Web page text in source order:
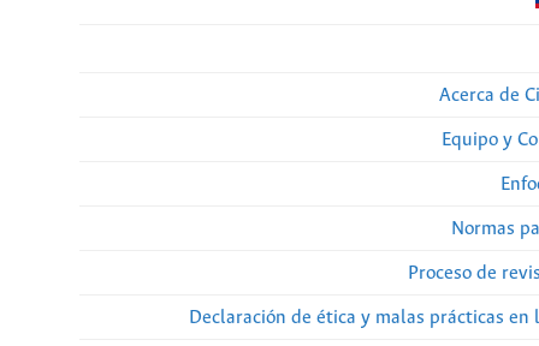
Acerca de
Equipo y
Normas
Proceso de
Declaración de ética y malas prácticas en